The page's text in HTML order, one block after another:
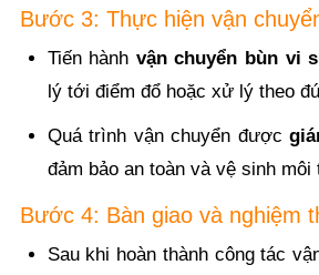
Bước 3: Thực hiện vận
Tiến hành vận chuyển bùn vi
lý tới điểm đổ hoặc xử lý theo
Quá trình vận chuyển được
đảm bảo an toàn và vệ sinh môi
Bước 4: Bàn giao và nghiệm
Sau khi hoàn thành công tác